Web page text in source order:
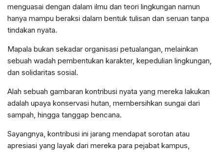
menguasai dengan dalam ilmu dan teori lingkungan namun
hanya mampu beraksi dalam bentuk tulisan dan seruan tanpa
tindakan nyata.
Mapala bukan sekadar organisasi petualangan, melainkan
sebuah wadah pembentukan karakter, kepedulian lingkungan,
dan solidaritas sosial.
Alah sebuah gambaran kontribusi nyata yang mereka lakukan
adalah upaya konservasi hutan, membersihkan sungai dari
sampah, hingga tanggap bencana.
Sayangnya, kontribusi ini jarang mendapat sorotan atau
apresiasi yang layak dari mereka para pejabat kampus,